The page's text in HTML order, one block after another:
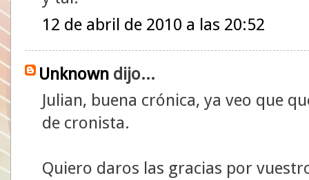
12 de abril de 2010 a las 20:52
Unknown dijo...
Julian, buena crónica, ya veo que
de cronista.
Quiero daros las gracias por